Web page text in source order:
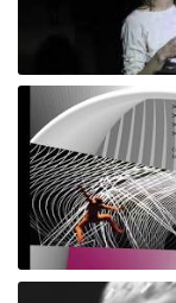
Poéticas-del-
Efusión: cartografías